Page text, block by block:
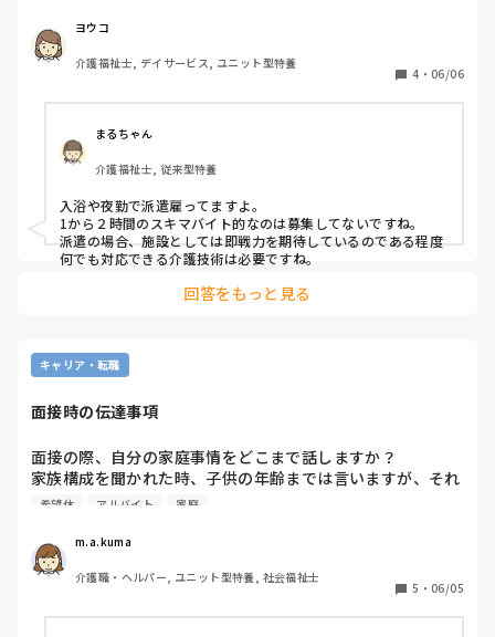
他にも一緒に働いてみた経験談とかがあれば知りたいです。
ヨウコ
介護福祉士, デイサービス, ユニット型特養
4 ・ 06/06
まるちゃん
介護福祉士, 従来型特養
入浴や夜勤で派遣雇ってますよ。
1から２時間のスキマバイト的なのは募集してないですね。
派遣の場合、施設としては即戦力を期待しているのである程度
何でも対応できる介護技術は必要ですね。
回答をもっと見る
キャリア・転職
面接時の伝達事項
面接の際、自分の家庭事情をどこまで話しますか？
家族構成を聞かれた時、子供の年齢までは言いますが、それ
以外は特に話していません。
が出来ず、学校が休みの時は仕事も休むしかありません。
アルバイトなので希望休が取れるのでわざわざ子供に障害が
あるとか言わなくていいかな…と思いつつ。
内定後には毎回世間話の延長で伝えていますが、面接時から
伝える必要ってあるのでしょうか？
希望休 アルバイト 家庭
m.a.kuma
介護職・ヘルパー, ユニット型特養, 社会福祉士
5 ・ 06/05